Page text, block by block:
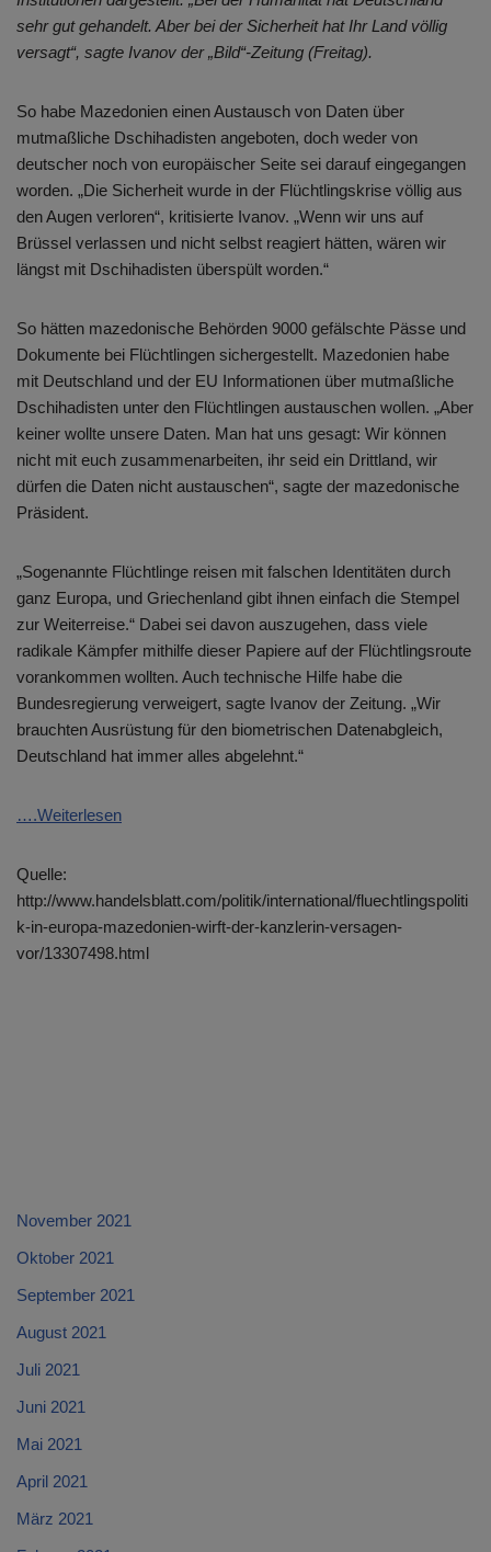
sehr gut gehandelt. Aber bei der Sicherheit hat Ihr Land völlig
versagt“, sagte Ivanov der „Bild“-Zeitung (Freitag).
So habe Mazedonien einen Austausch von Daten über
mutmaßliche Dschihadisten angeboten, doch weder von
deutscher noch von europäischer Seite sei darauf eingegangen
worden. „Die Sicherheit wurde in der Flüchtlingskrise völlig aus
den Augen verloren“, kritisierte Ivanov. „Wenn wir uns auf
Brüssel verlassen und nicht selbst reagiert hätten, wären wir
längst mit Dschihadisten überspült worden.“
So hätten mazedonische Behörden 9000 gefälschte Pässe und
Dokumente bei Flüchtlingen sichergestellt. Mazedonien habe
mit Deutschland und der EU Informationen über mutmaßliche
Dschihadisten unter den Flüchtlingen austauschen wollen. „Aber
keiner wollte unsere Daten. Man hat uns gesagt: Wir können
nicht mit euch zusammenarbeiten, ihr seid ein Drittland, wir
dürfen die Daten nicht austauschen“, sagte der mazedonische
Präsident.
„Sogenannte Flüchtlinge reisen mit falschen Identitäten durch
ganz Europa, und Griechenland gibt ihnen einfach die Stempel
zur Weiterreise.“ Dabei sei davon auszugehen, dass viele
radikale Kämpfer mithilfe dieser Papiere auf der Flüchtlingsroute
vorankommen wollten. Auch technische Hilfe habe die
Bundesregierung verweigert, sagte Ivanov der Zeitung. „Wir
brauchten Ausrüstung für den biometrischen Datenabgleich,
Deutschland hat immer alles abgelehnt.“
….Weiterlesen
Quelle:
http://www.handelsblatt.com/politik/international/fluechtlingspoliti
k-in-europa-mazedonien-wirft-der-kanzlerin-versagen-
vor/13307498.html
November 2021
Oktober 2021
September 2021
August 2021
Juli 2021
Juni 2021
Mai 2021
April 2021
März 2021